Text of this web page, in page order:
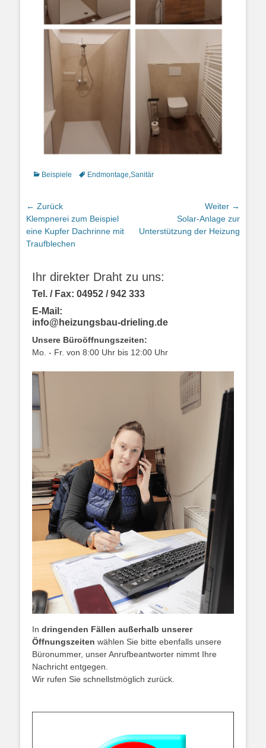
Kategorien
Beispiele Schlagworte
Endmontage,Sanitär
Beitrags-
Navigation
← Zurück
Vorhergehender
Beitrag:
Klempnerei zum Beispiel
eine Kupfer Dachrinne mit
Traufblechen
Weiter →
Beitrag:
Solar-Anlage zur
Unterstützung der Heizung
Ihr direkter Draht zu uns:
Tel. / Fax: 04952 / 942 333
E-Mail:
info@heizungsbau-drieling.de
Unsere Büroöffnungszeiten:
Mo. - Fr. von 8:00 Uhr bis 12:00 Uhr
In dringenden Fällen außerhalb unserer
Öffnungszeiten wählen Sie bitte ebenfalls unsere
Büronummer, unser Anrufbeantworter nimmt Ihre
Nachricht entgegen.
Wir rufen Sie schnellstmöglich zurück.